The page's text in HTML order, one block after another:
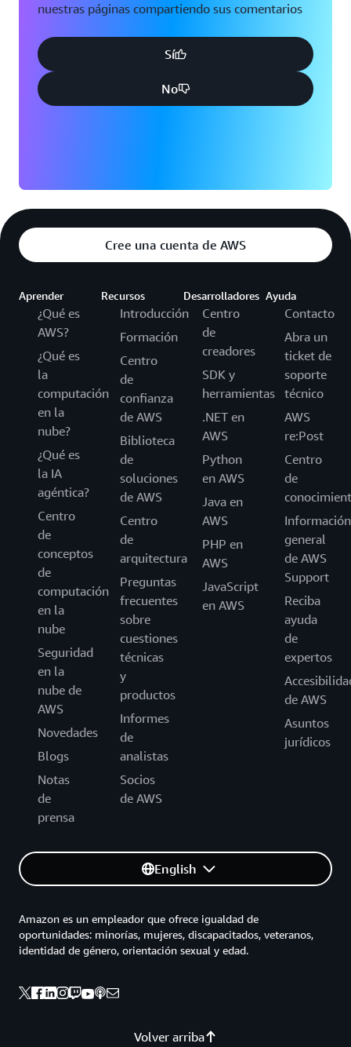
nuestras páginas compartiendo sus comentarios
Sí
No
Cree una cuenta de AWS
Aprender
¿Qué es
AWS?
¿Qué es
la
computación
en la
nube?
¿Qué es
la IA
agéntica?
Centro
de
conceptos
de
computación
en la
nube
Seguridad
en la
nube de
AWS
Novedades
Blogs
Notas
de
prensa
Recursos
Introducción
Formación
Centro
de
confianza
de AWS
Biblioteca
de
soluciones
de AWS
Centro
de
arquitectura
Preguntas
frecuentes
sobre
cuestiones
técnicas
y
productos
Informes
de
analistas
Socios
de AWS
Desarrolladores
Centro
de
creadores
SDK y
herramientas
.NET en
AWS
Python
en AWS
Java en
AWS
PHP en
AWS
JavaScript
en AWS
Ayuda
Contacto
Abra un
ticket de
soporte
técnico
AWS
re:Post
Centro
de
Información
general
de AWS
Support
Reciba
ayuda
de
expertos
de AWS
Asuntos
jurídicos
English
Volver arriba
Amazon es un empleador que ofrece igualdad de
oportunidades: minorías, mujeres, discapacitados, veteranos,
identidad de género, orientación sexual y edad.